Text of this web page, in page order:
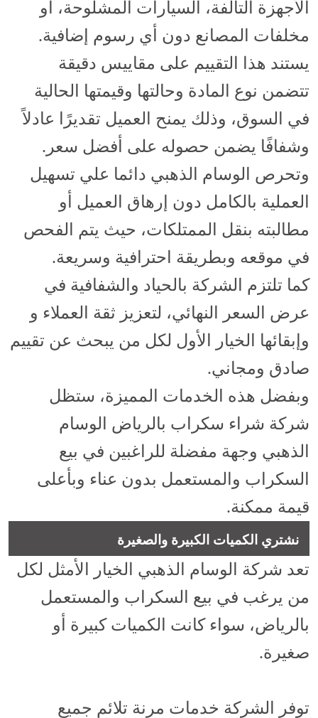
الأجهزة التالفة، السيارات المشلوحة، أو
مخلفات المصانع دون أي رسوم إضافية.
يستند هذا التقييم على مقاييس دقيقة
تتضمن نوع المادة وحالتها وقيمتها الحالية
في السوق، وذلك يمنح العميل تقديرًا عادلاً
وشفافًا يضمن حصوله على أفضل سعر.
وتحرص الوسام الذهبي دائما علي تسهيل
العملية بالكامل دون إرهاق العميل أو
مطالبته بنقل الممتلكات، حيث يتم الفحص
في موقعه وبطريقة احترافية وسريعة.
كما تلتزم الشركة بالحياد والشفافية في
عرض السعر النهائي، لتعزيز ثقة العملاء و
وإبقائها الخيار الأول لكل من يبحث عن تقييم
صادق ومجاني.
وبفضل هذه الخدمات المميزة، ستظل
شركة شراء سكراب بالرياض الوسام
الذهبي وجهة مفضلة للراغبين في بيع
السكراب والمستعمل بدون عناء وبأعلى
قيمة ممكنة.
نشتري الكميات الكبيرة والصغيرة
تعد شركة الوسام الذهبي الخيار الأمثل لكل
من يرغب في بيع السكراب والمستعمل
بالرياض، سواء كانت الكميات كبيرة أو
صغيرة.
توفر الشركة خدمات مرنة تلائم جميع